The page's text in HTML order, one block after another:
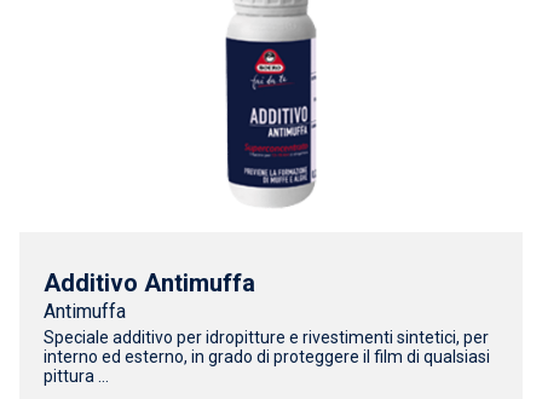
Additivo Antimuffa
Antimuffa
Speciale additivo per idropitture e rivestimenti sintetici, per
interno ed esterno, in grado di proteggere il film di qualsiasi
pittura ...